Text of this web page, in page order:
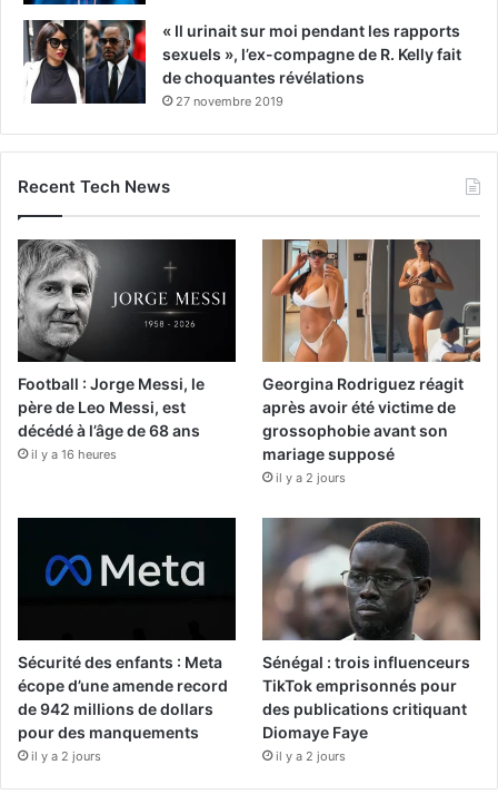
« Il urinait sur moi pendant les rapports
sexuels », l’ex-compagne de R. Kelly fait
de choquantes révélations
27 novembre 2019
Recent Tech News
Football : Jorge Messi, le
père de Leo Messi, est
décédé à l’âge de 68 ans
il y a 16 heures
Georgina Rodriguez réagit
après avoir été victime de
grossophobie avant son
mariage supposé
il y a 2 jours
Sécurité des enfants : Meta
écope d’une amende record
de 942 millions de dollars
pour des manquements
il y a 2 jours
Sénégal : trois influenceurs
TikTok emprisonnés pour
des publications critiquant
Diomaye Faye
il y a 2 jours